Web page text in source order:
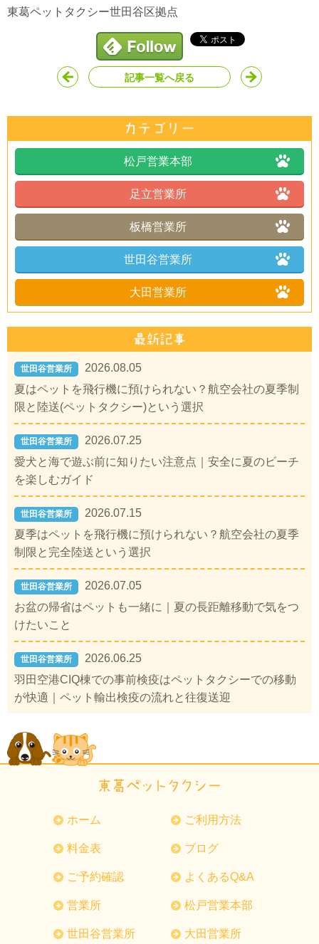
東葛ペットタクシー世田谷区拠点
記事一覧へ戻る
松戸営業本部
足立営業所
板橋営業所
世田谷営業所
大田営業所
世田谷営業所
2026.08.05
夏はペットを飛行機に預けられない？航空会社の夏季制
限と陸送(ペットタクシー)という選択
世田谷営業所
2026.07.25
愛犬と海で遊ぶ前に知りたい注意点｜安全に夏のビーチ
を楽しむガイド
世田谷営業所
2026.07.15
夏季はペットを飛行機に預けられない？航空会社の夏季
制限と完全陸送という選択
世田谷営業所
2026.07.05
お盆の帰省はペットも一緒に｜夏の長距離移動で気をつ
けたいこと
世田谷営業所
2026.06.25
羽田空港CIQ棟での事前検疫はペットタクシーでの移動
が快適｜ペット輸出検疫の流れと往復送迎
ホーム ご利用方法
料金表 ブログ
ご予約確認 よくあるQ&A
営業所 松戸営業本部
世田谷営業所 大田営業所